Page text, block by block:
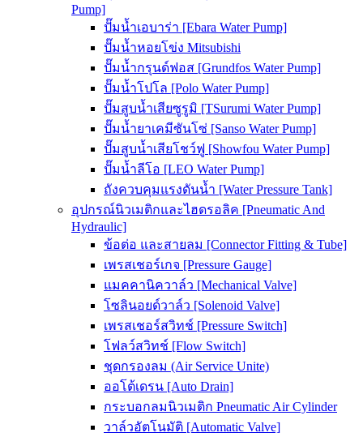
Pump]
ปั๊มน้ำเอบาร่า [Ebara Water Pump]
ปั๊มน้ำหอยโข่ง Mitsubishi
ปั๊มน้ำกรุนด์ฟอส [Grundfos Water Pump]
ปั๊มน้ำโปโล [Polo Water Pump]
ปั๊มสูบน้ำเสียซูรูมิ [TSurumi Water Pump]
ปั๊มน้ำยาเคมีซันโซ่ [Sanso Water Pump]
ปั๊มสูบน้ำเสียโชว์ฟู [Showfou Water Pump]
ปั๊มน้ำลีโอ [LEO Water Pump]
ถังควบคุมแรงดันน้ำ [Water Pressure Tank]
อุปกรณ์นิวเมติกและไฮดรอลิค [Pneumatic And
Hydraulic]
ข้อต่อ และสายลม [Connector Fitting & Tube]
เพรสเชอร์เกจ [Pressure Gauge]
แมคคานิควาล์ว [Mechanical Valve]
โซลินอยด์วาล์ว [Solenoid Valve]
เพรสเชอร์สวิทช์ [Pressure Switch]
โฟลว์สวิทช์ [Flow Switch]
ชุดกรองลม (Air Service Unite)
ออโต้เดรน [Auto Drain]
กระบอกลมนิวเมติก Pneumatic Air Cylinder
วาล์วอัตโนมัติ [Automatic Valve]